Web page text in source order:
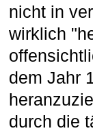
nicht in
wirklich
dem Jahr
durch die